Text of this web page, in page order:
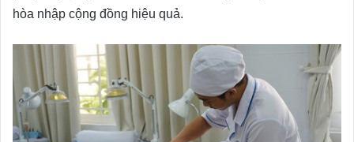
hòa nhập cộng đồng hiệu quả.